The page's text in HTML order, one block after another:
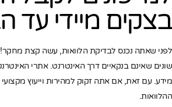
בצקים מיידי עד
לפני שאתה נכנס לבדיקת הלוואות, עשה קצת מחקר!
שונים שאינם בנקאיים דרך האינטרנט. אתרי
מידע. עם זאת, אם אתה זקוק למהירות וייעוץ
ההלוואות.